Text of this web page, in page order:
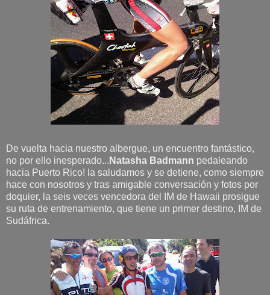
De vuelta hacia nuestro albergue, un encuentro fantástico,
no por ello inesperado... Natasha Badmann pedaleando
hacia Puerto Rico! la saludamos y se detiene, como siempre
hace con nosotros y tras amigable conversación y fotos por
doquier, la seis veces vencedora del IM de Hawaii prosigue
su ruta de entrenamiento, que tiene un primer destino, IM de
Sudáfrica.